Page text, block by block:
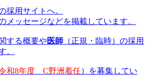
採用サイトへ。
メッセージなどを掲載しています。
する概要や医師 （正規・臨時）の採用
。
和8年度 C野洲着任）を募集してい